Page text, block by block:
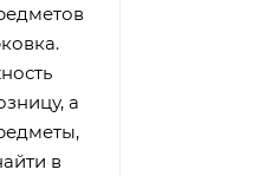
а
в